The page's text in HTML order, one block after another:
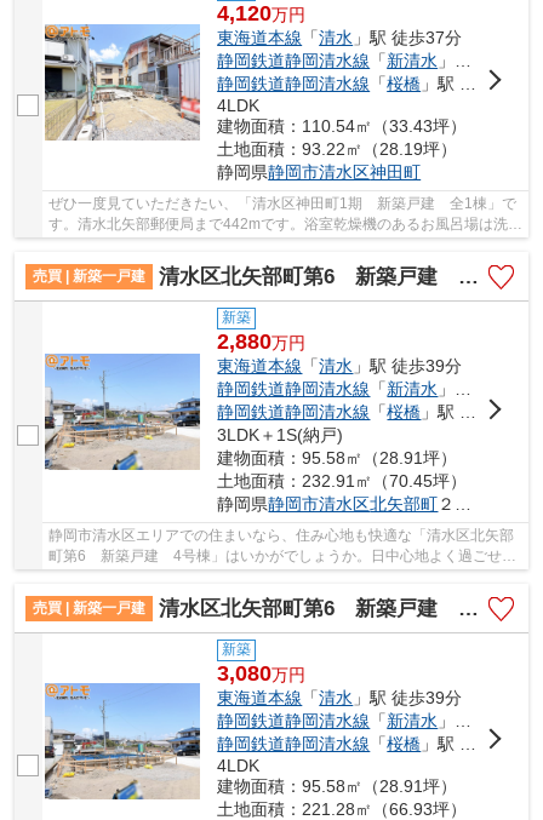
4,120万円
東海道本線 「清水 」駅 徒歩37分
静岡鉄道静岡清水線 「新清水 」駅 徒歩28分
静岡鉄道静岡清水線 「桜橋 」駅 徒歩17分
4LDK
建物面積：110.54㎡（33.43坪）
土地面積：93.22㎡（28.19坪）
静岡県静岡市清水区神田町
ぜひ一度見ていただきたい、「清水区神田町1期 新築戸建 全1棟」で
す。清水北矢部郵便局まで442mです。浴室乾燥機のあるお風呂場は洗濯
売買 | 新築一戸建
清水区北矢部町第6 新築戸建 4号棟
新築
2,880万円
東海道本線 「清水 」駅 徒歩39分
静岡鉄道静岡清水線 「新清水 」駅 徒歩29分
静岡鉄道静岡清水線 「桜橋 」駅 徒歩23分
3LDK＋1S(納戸)
建物面積：95.58㎡（28.91坪）
土地面積：232.91㎡（70.45坪）
静岡県静岡市清水区北矢部町２丁目
静岡市清水区エリアでの住まいなら、住み心地も快適な「清水区北矢部
町第6 新築戸建 4号棟」はいかがでしょうか。日中心地よく過ごせ
売買 | 新築一戸建
清水区北矢部町第6 新築戸建 3号棟
新築
3,080万円
東海道本線 「清水 」駅 徒歩39分
静岡鉄道静岡清水線 「新清水 」駅 徒歩29分
静岡鉄道静岡清水線 「桜橋 」駅 徒歩23分
4LDK
建物面積：95.58㎡（28.91坪）
土地面積：221.28㎡（66.93坪）